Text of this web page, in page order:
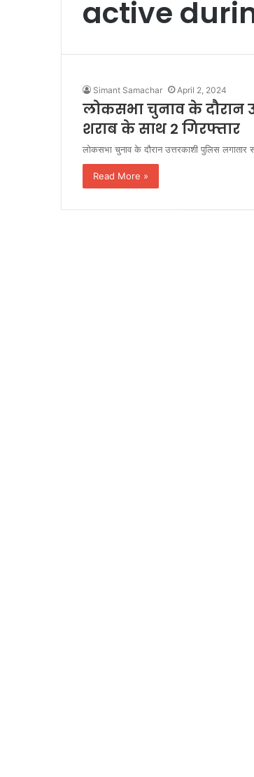
active
Simant Samachar April 2, 2024
लोकसभा चुनाव के दौरान
शराब के साथ 2 गिरफ्तार
लोकसभा चुनाव के दौरान उत्तरकाशी पुलिस
Read More »